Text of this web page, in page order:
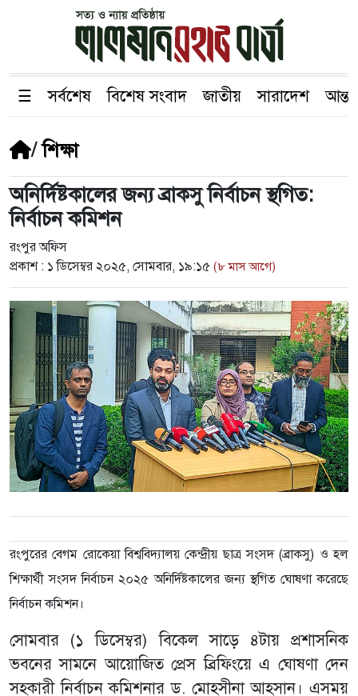
☰ সর্বশেষ বিশেষ সংবাদ জাতীয় সারাদেশ
/শিক্ষা
অনির্দিষ্টকালের জন্য ব্রাকসু নির্বাচন স্থগিত:
নির্বাচন কমিশন
রংপুর অফিস
প্রকাশ : ১ ডিসেম্বর ২০২৫, সোমবার, ১৯:১৫ (৮ মাস আগে)
রংপুরের বেগম রোকেয়া বিশ্ববিদ্যালয় কেন্দ্রীয় ছাত্র সংসদ (ব্রাকসু) ও হল
শিক্ষার্থী সংসদ নির্বাচন ২০২৫ অনির্দিষ্টকালের জন্য স্থগিত ঘোষণা করেছে
নির্বাচন কমিশন।
সোমবার (১ ডিসেম্বর) বিকেল সাড়ে ৪টায় প্রশাসনিক
ভবনের সামনে আয়োজিত প্রেস ব্রিফিংয়ে এ ঘোষণা দেন
সহকারী নির্বাচন কমিশনার ড. মোহসীনা আহসান। এসময়